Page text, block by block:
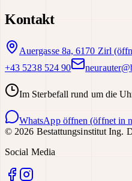
Kontakt
Auergasse 8a, 6170 Zirl
+43 5238 524 90
Im Sterbefall rund um die
WhatsApp öffnen (öffnet in
© 2026 Bestattungsinstitut Ing.
Social Media